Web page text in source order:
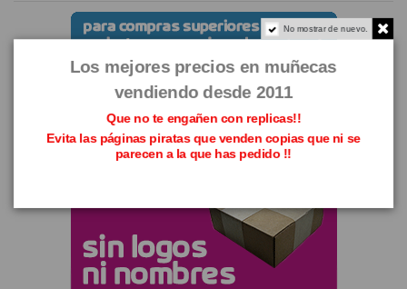
No mostrar de nuevo.
Los mejores precios en muñecas
vendiendo desde 2011
Que no te engañen con replicas!!
Evita las páginas piratas que venden copias que ni se
parecen a la que has pedido !!